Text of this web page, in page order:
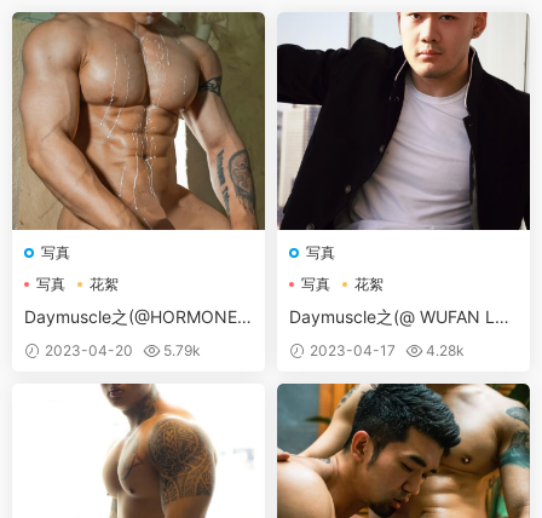
写真
写真
花絮
Daymuscle之(@HORMONE 1
6 JR）
2023-04-20 5.79k
写真
写真
花絮
Daymuscle之(@ WUFAN LO
VE 02 [A TUTOR AFTER SCH
OOL]）
2023-04-17 4.28k